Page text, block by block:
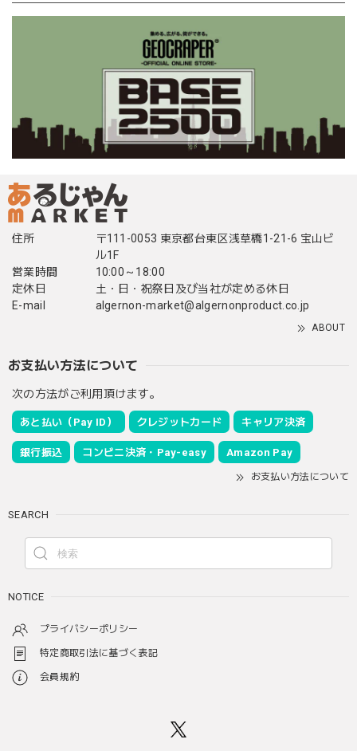
住所
〒111-0053 東京都台東区浅草橋1-21-6 宝山ビ
ル1F
営業時間
10:00～18:00
定休日
土・日・祝祭日及び当社が定める休日
E-mail
algernon-market@algernonproduct.co.jp
ABOUT
お支払い方法について
次の方法がご利用頂けます。
あと払い（Pay ID） クレジットカード キャリア決済
銀行振込 コンビニ決済・Pay-easy Amazon Pay
お支払い方法について
SEARCH
NOTICE
プライバシーポリシー
特定商取引法に基づく表記
会員規約